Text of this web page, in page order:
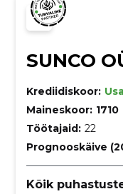
SUNCO
Krediidiskoor:
Maineskoor: 1710
Töötajaid: 22
Prognooskäive
Kõik